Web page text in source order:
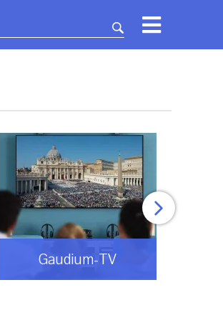
Gaudium-TV